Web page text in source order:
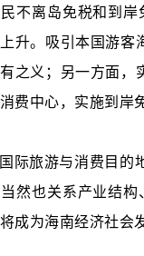
不离岛免税和到
升。吸引本国游客
之义；另一方面，
费中心，实施到岸
际旅游与消费目的
然也关系产业结
成为海南经济社会